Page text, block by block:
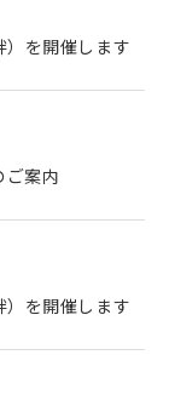
を開催します
案内
を開催します